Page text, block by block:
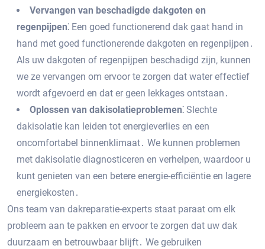
Vervangen van beschadigde dakgoten en
regenpijpen⁚ Een goed functionerend dak gaat hand in
hand met goed functionerende dakgoten en regenpijpen․
Als uw dakgoten of regenpijpen beschadigd zijn‚ kunnen
we ze vervangen om ervoor te zorgen dat water effectief
wordt afgevoerd en dat er geen lekkages ontstaan․
Oplossen van dakisolatieproblemen⁚ Slechte
dakisolatie kan leiden tot energieverlies en een
oncomfortabel binnenklimaat․ We kunnen problemen
met dakisolatie diagnosticeren en verhelpen‚ waardoor u
kunt genieten van een betere energie-efficiëntie en lagere
energiekosten․
Ons team van dakreparatie-experts staat paraat om elk
probleem aan te pakken en ervoor te zorgen dat uw dak
duurzaam en betrouwbaar blijft․ We gebruiken